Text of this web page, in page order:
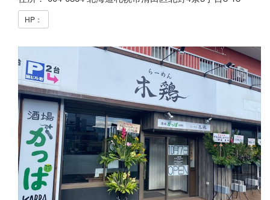
HP：